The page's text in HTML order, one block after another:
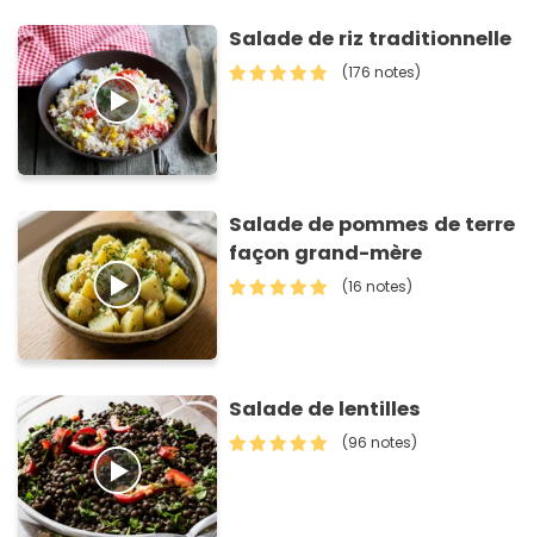
Salade de riz traditionnelle
(176 notes)
Salade de pommes de terre
façon grand-mère
(16 notes)
Salade de lentilles
(96 notes)